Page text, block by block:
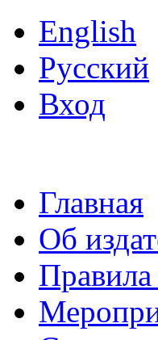
English
Русский
Вход
Главная
Об